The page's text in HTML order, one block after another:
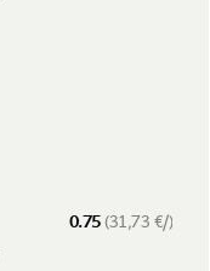
0.75(31,73 €/)